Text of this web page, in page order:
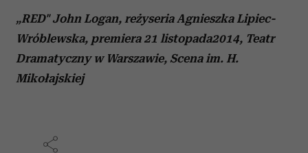
„RED"John Logan, reżyseria Agnieszka Lipiec-
Wróblewska, premiera 21 listopada2014, Teatr
Dramatyczny w Warszawie, Scena im. H.
Mikołajskiej